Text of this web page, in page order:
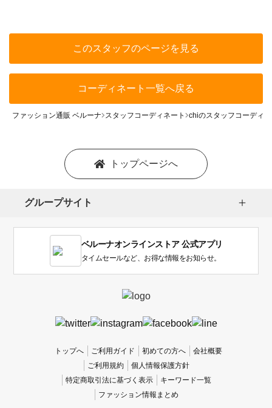
このスタッフのページを見る
コーディネート一覧へ戻る
ファッション通販 ベルーナ スタッフコーディネート chiのスタッフコーディ
トップページへ
グループサイト
ベルーナオンラインストア 公式アプリ
タイムセールなど、お得な情報をお知らせ。
トップへ ご利用ガイド 初めての方へ
会社概要
ご利用規約
個人情報保護方針
特定商取引法に基づく表示
キーワード一覧
ファッション情報まとめ